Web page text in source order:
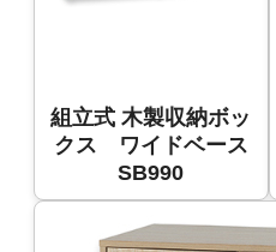
組立式 木製収納ボッ
クス ワイドベース
SB990